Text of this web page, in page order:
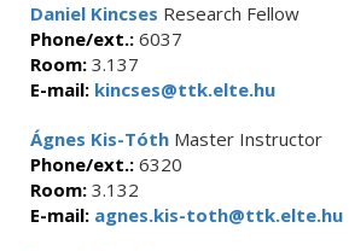
Daniel Kincses Research Fellow
Phone/ext.: 6037
Room: 3.137
E-mail: kincses@ttk.elte.hu
Ágnes Kis-Tóth Master Instructor
Phone/ext.: 6320
Room: 3.132
E-mail: agnes.kis-toth@ttk.elte.hu